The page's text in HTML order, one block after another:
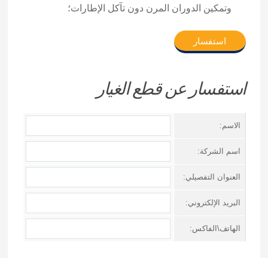
وتمكين الدوران المرن دون تآكل الإطارات؛
استفسار
استفسار عن قطع الغيار
الاسم:
اسم الشركة:
العنوان التفصيلي:
البريد الإلكتروني:
الهاتف\الفاكس: